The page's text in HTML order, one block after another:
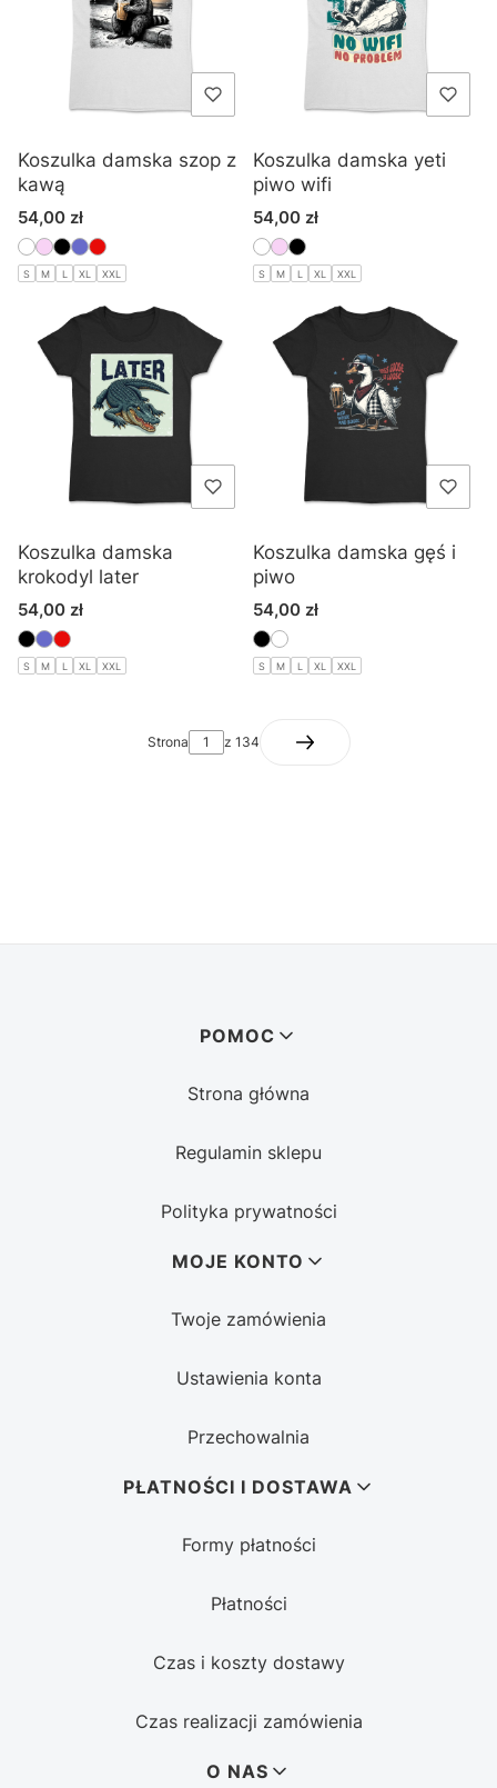
Koszulka damska szop z
kawą
Cena
54,00 zł
S M L XL XXL
Koszulka damska yeti
piwo wifi
Cena
54,00 zł
S M L XL XXL
Koszulka damska
krokodyl later
Cena
54,00 zł
S M L XL XXL
Koszulka damska gęś i
piwo
Cena
54,00 zł
S M L XL XXL
Strona z 134
POMOC
Strona główna
Regulamin sklepu
Polityka prywatności
MOJE KONTO
Twoje zamówienia
Ustawienia konta
Przechowalnia
PŁATNOŚCI I DOSTAWA
Formy płatności
Płatności
Czas i koszty dostawy
Czas realizacji zamówienia
O NAS